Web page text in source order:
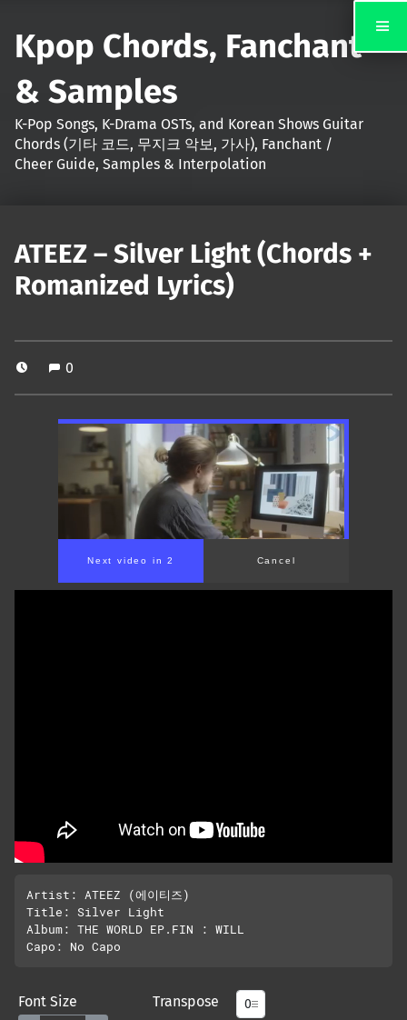
Kpop Chords, Fanchant
& Samples
K-Pop Songs, K-Drama OSTs, and Korean Shows Guitar
Chords (기타 코드, 무지크 악보, 가사), Fanchant /
Cheer Guide, Samples & Interpolation
ATEEZ – Silver Light (Chords +
Romanized Lyrics)
0
Next video in 1 Cancel
Artist: ATEEZ (에이티즈)
Title: Silver Light
Album: THE WORLD EP.FIN : WILL
Font Size Transpose